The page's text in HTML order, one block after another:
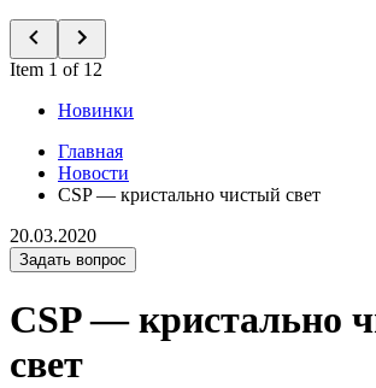
Item 1 of 12
Новинки
Главная
Новости
CSP — кристально чистый свет
20.03.2020
Задать вопрос
CSP — кристально
свет